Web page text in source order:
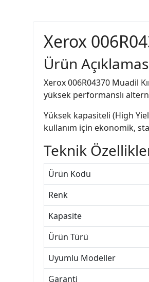
Xerox
Ürün
Xerox 006R04370 Muadil
yüksek performanslı
Yüksek kapasiteli (High
kullanım için ekonomik,
Teknik
Ürün Kodu
Renk
Kapasite
Ürün Türü
Uyumlu Modeller
Garanti